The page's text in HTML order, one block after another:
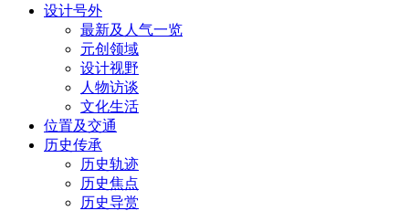
设计号外
最新及人气一览
元创领域
设计视野
人物访谈
文化生活
位置及交通
历史传承
历史轨迹
历史焦点
历史导赏